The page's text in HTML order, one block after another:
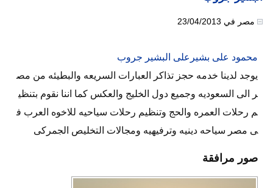
مصر في 23/04/2013
محمود على بشيرعلى البشير جروب
يوجد لدينا خدمه حجز تذاكر العبارات السريعه والبطيئه من مص
ر الى السعوديه وجميع دول الخليج والعكس كما اننا نقوم بتنظي
م رحلات العمره والحج وتنظيم رحلات سياحيه للاخوه العرب ف
ى مصر سياحه دينيه وترفيهيه ومجالات التخليص الجمركى
صور مرافقة